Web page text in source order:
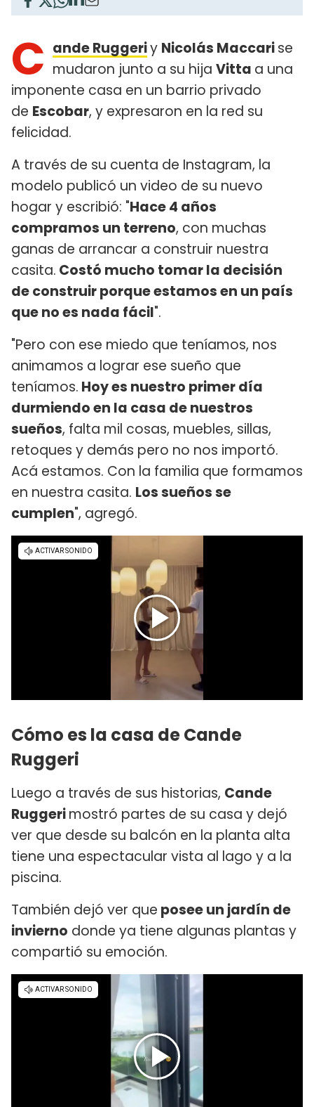
C ande Ruggeriy Nicolás Maccarise
mudaron junto a su hija Vitta a una
imponente casa en un barrio privado
de Escobar, y expresaron en la red su
felicidad.
A través de su cuenta de Instagram, la
modelo publicó un video de su nuevo
hogar y escribió: "Hace 4 años
compramos un terreno, con muchas
ganas de arrancar a construir nuestra
casita. Costó mucho tomar la decisión
de construir porque estamos en un país
que no es nada fácil".
"Pero con ese miedo que teníamos, nos
animamos a lograr ese sueño que
teníamos. Hoy es nuestro primer día
durmiendo en la casa de nuestros
sueños, falta mil cosas, muebles, sillas,
retoques y demás pero no nos importó.
Acá estamos. Con la familia que formamos
en nuestra casita. Los sueños se
cumplen", agregó.
Cómo es la casa de Cande
Ruggeri
Luego a través de sus historias, Cande
Ruggerimostró partes de su casa y dejó
ver que desde su balcón en la planta alta
tiene una espectacular vista al lago y a la
piscina.
También dejó ver que posee un jardín de
invierno donde ya tiene algunas plantas y
compartió su emoción.